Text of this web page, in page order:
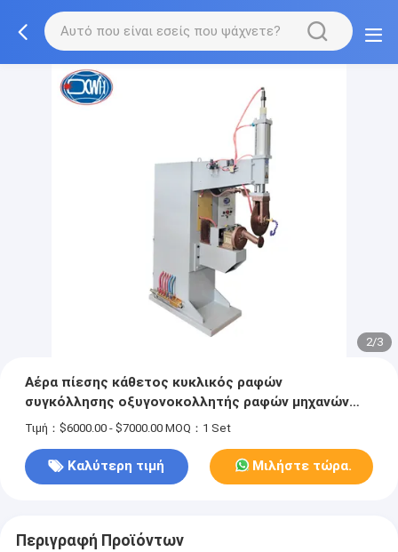
2/3
Αέρα πίεσης κάθετος κυκλικός ραφών
συγκόλλησης οξυγονοκολλητής ραφών μηχανών
διαμήκης
Τιμή：$6000.00 - $7000.00 MOQ：1 Set
Καλύτερη τιμή Μιλήστε τώρα.
Περιγραφή Προϊόντων